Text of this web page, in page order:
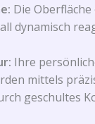
Die
dynamisch
Ihre
mittels
geschultes